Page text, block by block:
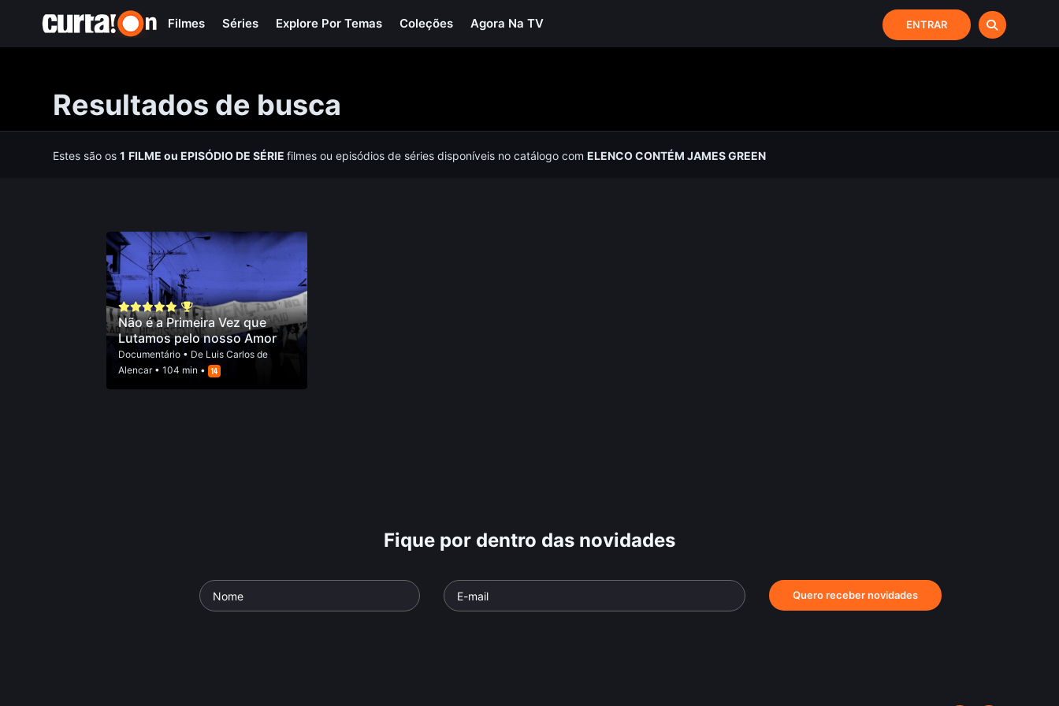
Filmes Séries Explore Por Temas Coleções Agora Na TV ENTRAR
Resultados de busca
Estes são os1 FILMEou EPISÓDIO DE SÉRIEfilmes ou episódios de séries disponíveis no catálogo comELENCO CONTÉM JAMES GREEN
Não é a Primeira Vez que
Lutamos pelo nosso Amor
Documentário• De Luis Carlos de
Alencar• 104 min •
Fique por dentro das novidades
Quero receber novidades